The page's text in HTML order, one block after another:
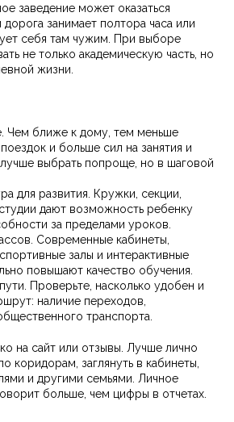
заведение может оказаться
занимает полтора часа или
себя там чужим. При выборе
не только академическую часть, но
жизни.
Чем ближе к дому, тем меньше
и больше сил на занятия и
выбрать попроще, но в шаговой
для развития. Кружки, секции,
дают возможность ребенку
за пределами уроков.
Современные кабинеты,
залы и интерактивные
повышают качество обучения.
Проверьте, насколько удобен и
наличие переходов,
транспорта.
на сайт или отзывы. Лучше лично
коридорам, заглянуть в кабинеты,
и другими семьями. Личное
больше, чем цифры в отчетах.